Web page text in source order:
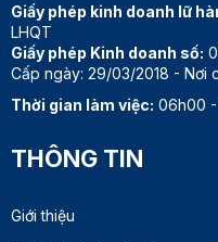
Giấy phép kinh doanh lữ
LHQT
Giấy phép Kinh doanh số:
Cấp ngày: 29/03/2018 - Nơi
Thời gian làm việc: 06h00 -
THÔNG TIN
Giới thiệu